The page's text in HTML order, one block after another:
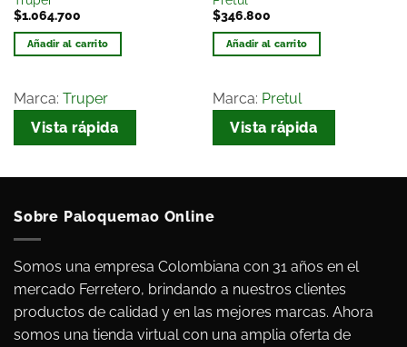
$1.064.700
Añadir al carrito
Marca: Truper
Vista rápida
$346.800
Añadir al carrito
Marca: Pretul
Vista rápida
Sobre Paloquemao Online
Somos una empresa Colombiana con 31 años en el
mercado Ferretero, brindando a nuestros clientes
productos de calidad y en las mejores marcas. Ahora
somos una tienda virtual con una amplia oferta de